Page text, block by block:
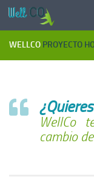
Saltar al contenido
WELLCO PROYECTO
WellCo
cambio